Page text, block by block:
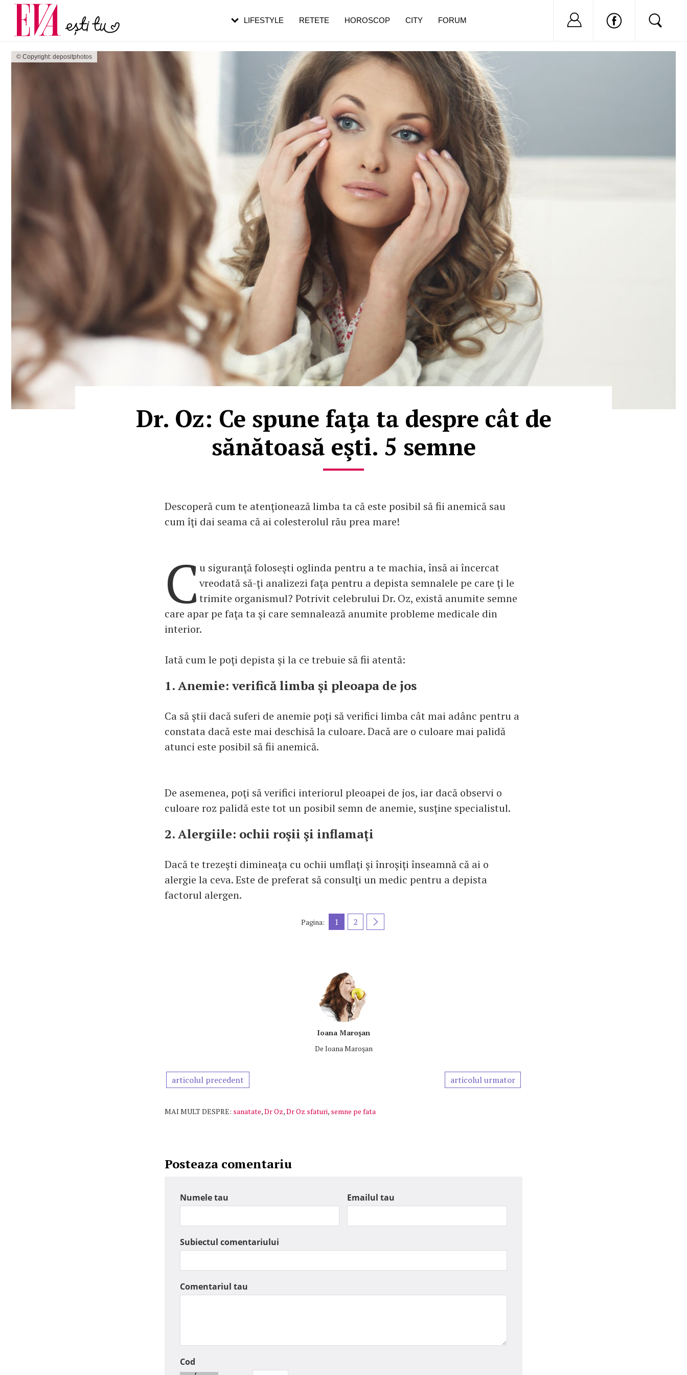
© Copyright: depositphotos
Dr. Oz: Ce spune faţa ta despre cât de
sănătoasă eşti. 5 semne
Descoperă cum te atenţionează limba ta că este posibil să fii anemică sau
cum îţi dai seama că ai colesterolul rău prea mare!
C u siguranţă foloseşti oglinda pentru a te machia, însă ai încercat
vreodată să-ţi analizezi faţa pentru a depista semnalele pe care ţi le
trimite organismul? Potrivit celebrului Dr. Oz, există anumite semne
care apar pe faţa ta şi care semnalează anumite probleme medicale din
interior.
Iată cum le poţi depista şi la ce trebuie să fii atentă:
1. Anemie: verifică limba şi pleoapa de jos
Ca să ştii dacă suferi de anemie poţi să verifici limba cât mai adânc pentru a
constata dacă este mai deschisă la culoare. Dacă are o culoare mai palidă
atunci este posibil să fii anemică.
De asemenea, poţi să verifici interiorul pleoapei de jos, iar dacă observi o
culoare roz palidă este tot un posibil semn de anemie, susţine specialistul.
2. Alergiile: ochii roşii şi inflamaţi
Dacă te trezeşti dimineaţa cu ochii umflaţi şi înroşiţi înseamnă că ai o
alergie la ceva. Este de preferat să consulţi un medic pentru a depista
factorul alergen.
Pagina: 1 2
Ioana Maroşan
De Ioana Maroşan
articolul precedent articolul urmator
MAI MULT DESPRE: sanatate,Dr Oz,Dr Oz sfaturi, semne pe fata
Posteaza comentariu
Numele tau Emailul tau
Subiectul comentariului
Comentariul tau
Cod
LIFESTYLE RETETE HOROSCOP CITY FORUM Nu ai cont?
Carieră
Actualitate
pe măsură ce înaintezi în vârstă
de dureroasă este investigația